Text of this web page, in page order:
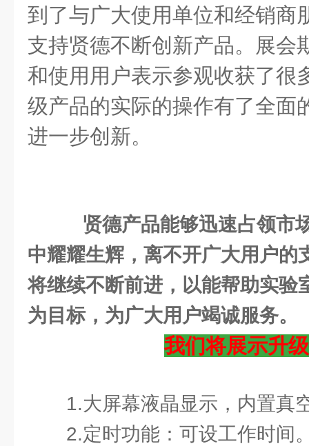
到了与广大使用单位和经销商
支持贤德不断创新产品。展会
和使用用户表示参观收获了很
级产品的实际的操作有了全面
进一步创新。
贤德产品能够迅速占领市
中耀耀生辉，离不开广大用户的
将继续不断前进，以能帮助实验
为目标，为广大用户竭诚服务。
我们将展示升
1.大屏幕液晶显示，内置真
2.定时功能：可设工作时间